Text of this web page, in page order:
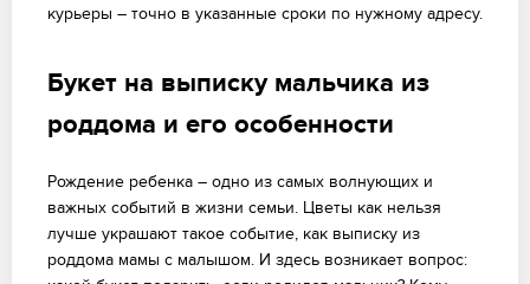
курьеры – точно в указанные сроки по нужному адресу.
Букет на выписку мальчика из
роддома и его особенности
Рождение ребенка – одно из самых волнующих и
важных событий в жизни семьи. Цветы как нельзя
лучше украшают такое событие, как выписку из
роддома мамы с малышом. И здесь возникает вопрос: